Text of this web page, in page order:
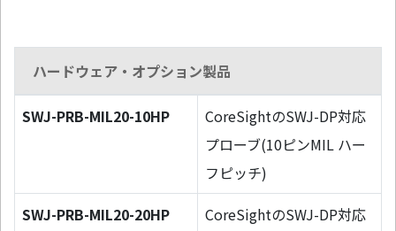
ハードウェア・オプション製品
SWJ-PRB-MIL20-10HP
CoreSightのSWJ-DP対応
プローブ(10ピンMIL ハー
フピッチ)
SWJ-PRB-MIL20-20HP
CoreSightのSWJ-DP対応